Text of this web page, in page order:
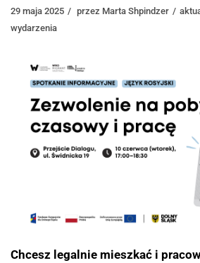
29 maja 2025 przez Marta Shpindzer
wydarzenia
Chcesz legalnie mieszkać i